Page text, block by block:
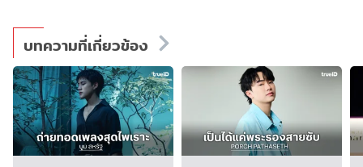
บทความที่เกี่ยวข้อง